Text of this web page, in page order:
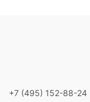
+7 (495) 152-88-24